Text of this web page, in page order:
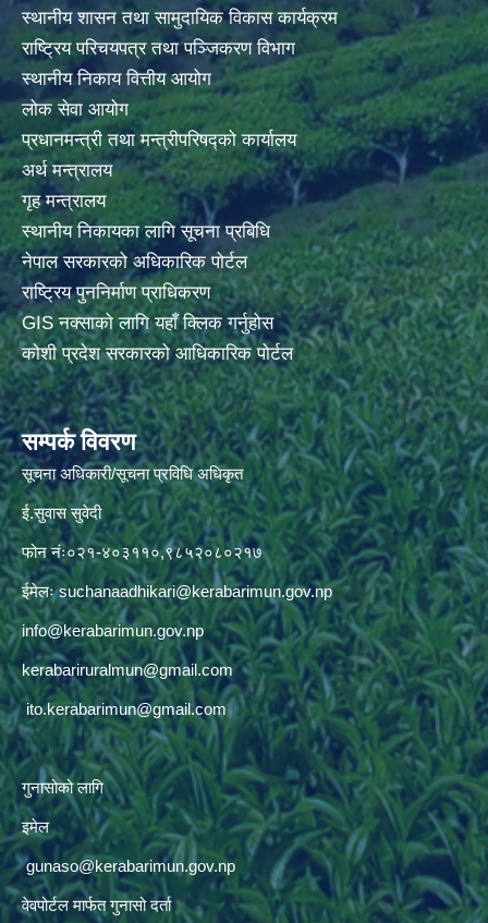
स्थानीय शासन तथा सामुदायिक विकास कार्यक्रम
राष्ट्रिय परिचयपत्र तथा पञ्जिकरण विभाग
स्थानीय निकाय वित्तीय आयोग
लोक सेवा आयोग
प्रधानमन्त्री तथा मन्त्रीपरिषद्को कार्यालय
अर्थ मन्त्रालय
गृह मन्त्रालय
स्थानीय निकायका लागि सूचना प्रबिधि
नेपाल सरकारको अधिकारिक पोर्टल
राष्ट्रिय पुननिर्माण प्राधिकरण
GIS नक्साको लागि यहाँ क्लिक गर्नुहोस
कोशी प्रदेश सरकारको आधिकारिक पोर्टल
सम्पर्क विवरण
सूचना अधिकारी/सूचना प्रविधि अधिकृत
ई.सुवास सुवेदी
फोन नंः०२१-४०३११०,९८५२०८०२१७
ईमेलःsuchanaadhikari@kerabarimun.gov.np
info@kerabarimun.gov.np
kerabariruralmun@gmail.com
ito.kerabarimun@gmail.com
गुनासोको लागि
इमेल
gunaso@kerabarimun.gov.np
वेवपोर्टल मार्फत गुनासो दर्ता